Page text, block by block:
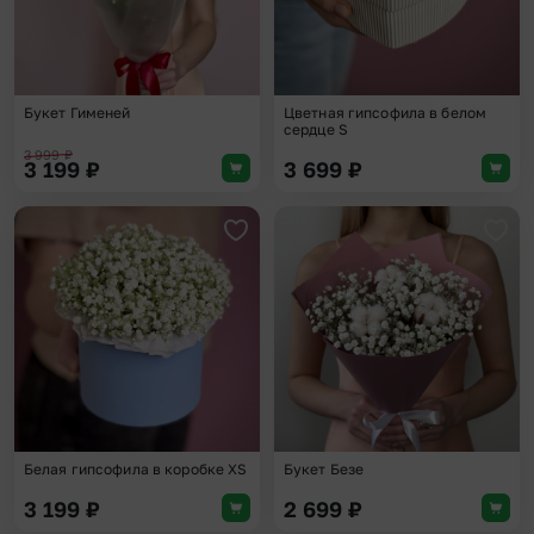
Букет Гименей
3 999₽
3 199 ₽
Цветная гипсофила в белом
сердце S
3 699 ₽
Добавить в избранное
Белая гипсофила в коробке XS
3 199 ₽
Букет Безе
2 699 ₽